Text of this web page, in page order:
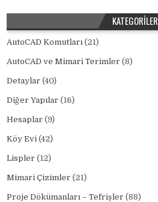
KATEGORILER
AutoCAD Komutları (21)
AutoCAD ve Mimari Terimler (8)
Detaylar (40)
Diğer Yapılar (16)
Hesaplar (9)
Köy Evi (42)
Lispler (12)
Mimari Çizimler (21)
Proje Dökümanları – Tefrişler (88)